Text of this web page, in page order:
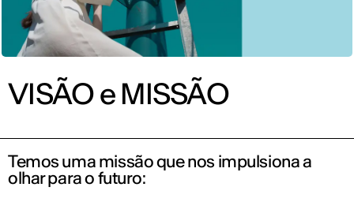
VISÃO e MISSÃO
Temos uma missão que nos impulsiona a
olhar para o futuro: